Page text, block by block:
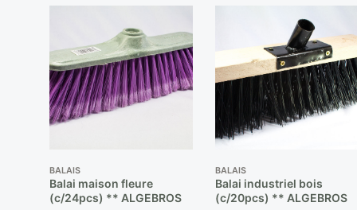
BALAIS
Balai maison fleure
(c/24pcs) ** ALGEBROS
BALAIS
Balai industriel bois
(c/20pcs) ** ALGEBROS